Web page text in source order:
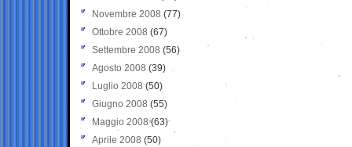
Novembre 2008 (77)
Ottobre 2008 (67)
Settembre 2008 (56)
Agosto 2008 (39)
Luglio 2008 (50)
Giugno 2008 (55)
Maggio 2008(63)
Aprile 2008 (50)